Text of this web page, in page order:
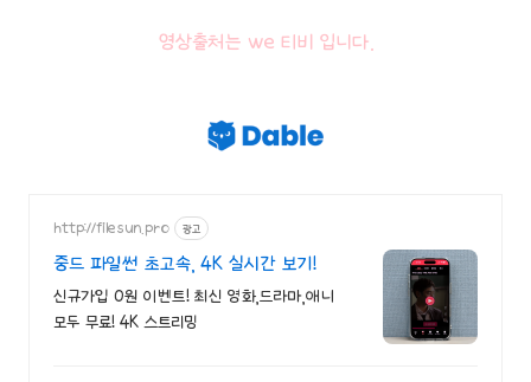
영상출처는 we 티비 입니다.
http://filesun.pro 광고
중드 파일썬 초고속, 4K 실시간 보기!
신규가입 0원 이벤트! 최신 영화,드라마,애니
모두 무료! 4K 스트리밍